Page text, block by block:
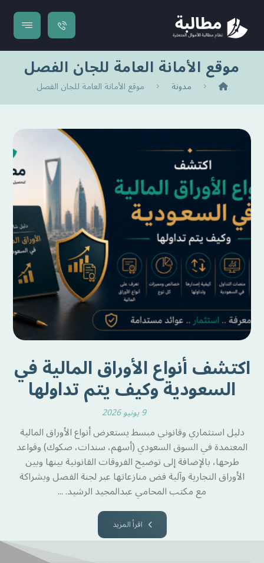
موقع الأمانة العامة للجان الفصل
مدونة موقع الأمانة العامة للجان الفصل
اكتشف أنواع الأوراق المالية في
السعودية وكيف يتم تداولها
9 يونيو 2026
دليل استثماري وقانوني مبسط يستعرض أنواع الأوراق المالية
المعتمدة في السوق السعودي (أسهم، سندات، صكوك) وقواعد
طرحها، بالإضافة إلى توضيح الفروقات القانونية بينها وبين
الأوراق التجارية وآلية فض منازعاتها عبر لجنة الفصل وبشراكة
مع مكتب المحامي عبدالمجيد الرشيد. ...
اقرأ المزيد